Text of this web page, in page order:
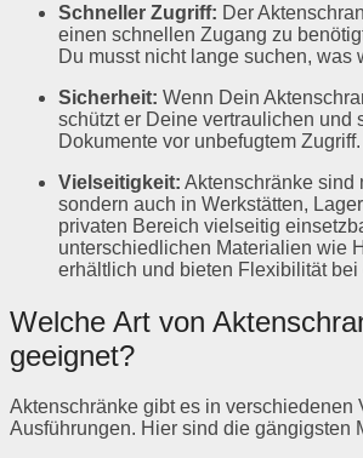
Schneller Zugriff: Der
einen schnellen Zugang zu
Du musst nicht lange suchen, was
Sicherheit: Wenn Dein
schützt er Deine vertraulichen und
Dokumente vor unbefugtem Zugriff.
Vielseitigkeit: Aktenschränke sind
sondern auch in Werkstätten,
privaten Bereich vielseitig
unterschiedlichen Materialien wie
erhältlich und bieten Flexibilität bei
Welche Art von
geeignet?
Aktenschränke gibt es in verschiedenen
Ausführungen. Hier sind die gängigsten